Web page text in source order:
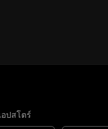
ปสโตร์